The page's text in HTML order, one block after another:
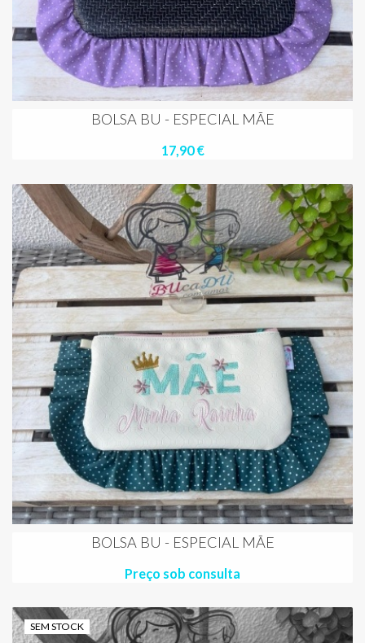
BOLSA BU - ESPECIAL MÃE
17,90 €
BOLSA BU - ESPECIAL MÃE
Preço sob consulta
SEM STOCK